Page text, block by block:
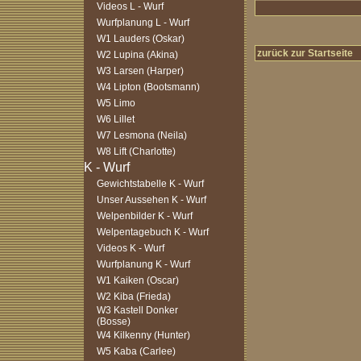
Videos L - Wurf
Wurfplanung L - Wurf
W1 Lauders (Oskar)
W2 Lupina (Akina)
W3 Larsen (Harper)
W4 Lipton (Bootsmann)
W5 Limo
W6 Lillet
W7 Lesmona (Neila)
W8 Lift (Charlotte)
Gewichtstabelle K - Wurf
Unser Aussehen K - Wurf
Welpenbilder K - Wurf
Welpentagebuch K - Wurf
Videos K - Wurf
Wurfplanung K - Wurf
W1 Kaiken (Oscar)
W2 Kiba (Frieda)
W3 Kastell Donker
(Bosse)
W4 Kilkenny (Hunter)
W5 Kaba (Carlee)
zurück zur Startseite